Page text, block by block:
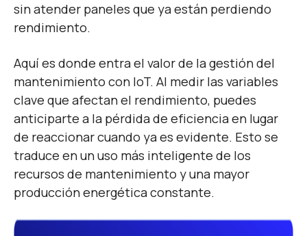
sin atender paneles que ya están perdiendo
rendimiento.
Aquí es donde entra el valor de la gestión del
mantenimiento con IoT. Al medir las variables
clave que afectan el rendimiento, puedes
anticiparte a la pérdida de eficiencia en lugar
de reaccionar cuando ya es evidente. Esto se
traduce en un uso más inteligente de los
recursos de mantenimiento y una mayor
producción energética constante.